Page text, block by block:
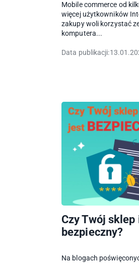
Mobile commerce od
więcej użytkowników
zakupy woli korzystać
komputera...
Data publikacji:
Czy Twój
bezpieczny?
Na blogach